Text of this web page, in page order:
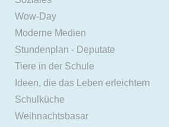
Wow-Day
Moderne Medien
Stundenplan - Deputate
Tiere in der Schule
Ideen, die das Leben erleichtern
Schulküche
Weihnachtsbasar